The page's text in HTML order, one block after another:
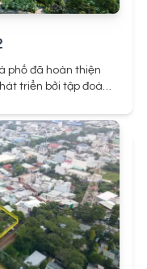
phố đã hoàn thiện
triển bởi tập đoàn
chỉnh chu, đi kèm
căn. The Sol
hút khách
Quận 12.Mặt
38Mặt bằng The
bằng 10.000m2
được phân chia khá
viên, khu thương
nhà phố bên
quá dày, có nhiều